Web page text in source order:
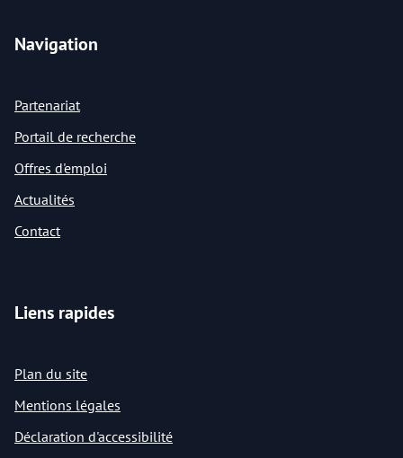
Navigation
Partenariat
Portail de recherche
Offres d'emploi
Actualités
Contact
Liens rapides
Plan du site
Mentions légales
Déclaration d'accessibilité